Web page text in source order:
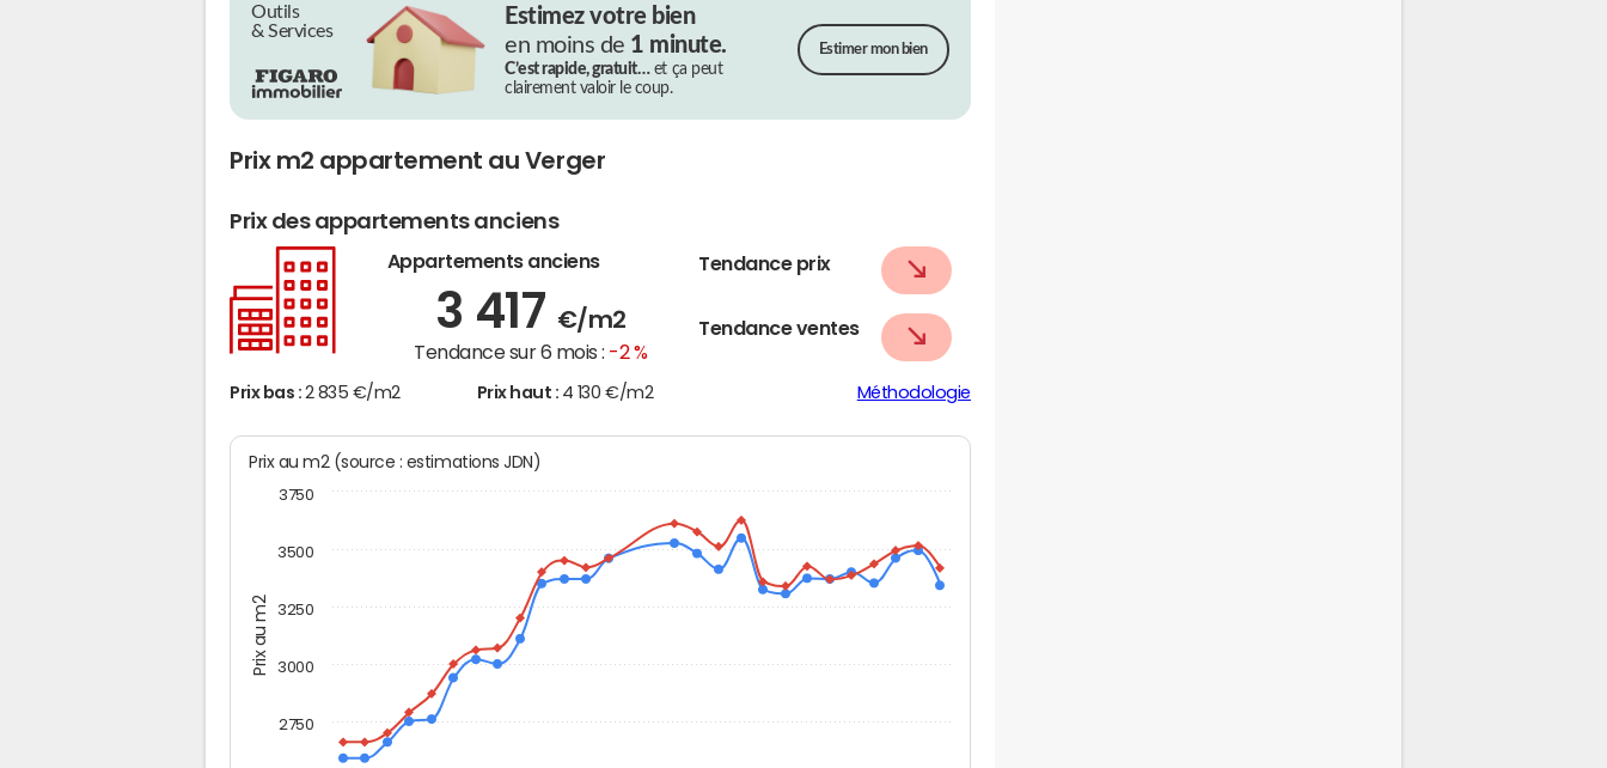
Outils
& Services
Estimez votre bien
en moins de 1 minute.
C’est rapide, gratuit…et ça peut
clairement valoir le coup.
Estimer mon bien
Prix m2 appartement au Verger
Prix des appartements anciens
Appartements anciens
3 417 €/m2
Tendance sur 6 mois : -2 %
Tendance prix
Tendance ventes
Prix bas : 2 835 €/m2 Prix haut : 4 130 €/m2 Méthodologie
Prix au m2
Prix au m2 (source : estimations JDN)
2750
3000
3250
3500
3750